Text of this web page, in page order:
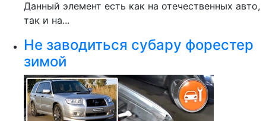
Данный элемент есть как на отечественных авто,
так и на...
Не заводиться субару форестер
зимой